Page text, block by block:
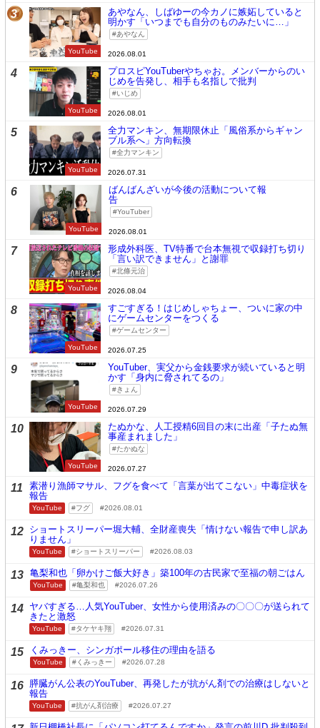
3
YouTube
あやなん、しばゆーの今カノに嫉妬していると
明かす「いつまでも自分のものみたいに…」
あやなん
2026.08.01
4
YouTube
プロスピYouTuberやちゃお。メンバーからのい
じめを告発し、相手も名指しで批判
いじめ
2026.08.01
5
YouTube
全力マンキン、無期限休止「風俗系からギャン
ブル系へ」方向転換
全力マンキン
2026.07.31
6
YouTube
ばんばんざいが今後の活動について報
告
YouTuber
2026.08.01
7
YouTube
形成外科医、TV特番で台本無視で収録打ち切り
「言い訳できません」と謝罪
北條元治
2026.08.04
8
YouTube
すごすぎる！はじめしゃちょー、ついに家の中
にゲームセンターをつくる
ゲームセンター
2026.07.25
9
YouTube
YouTuber、実父から金銭要求が続いていると明
かす「身内に脅されてるの」
きょん
2026.07.29
10
YouTube
たぬかな、人工授精6回目の末に出産「子たぬ無
事産まれました」
たかぬな
2026.07.27
11
素潜り漁師マサル、フグを食べて「言葉が出てこない」中毒症状を
報告
YouTube フグ 2026.08.01
12 ショートスリーパー堀大輔、全財産喪失「情けない報告で申し訳あ
りません」
YouTube ショートスリーパー 2026.08.03
13 亀梨和也「卵かけご飯大好き」築100年の古民家で至福の朝ごはん
YouTube 亀梨和也 2026.07.26
14 ヤバすぎる…人気YouTuber、女性から使用済みの〇〇〇が送られて
きたと激怒
YouTube タケヤキ翔 2026.07.31
15 くみっきー、シンガポール移住の理由を語る
YouTube くみっきー 2026.07.28
16 膵臓がん公表のYouTuber、再発したが抗がん剤での治療はしないと
報告
YouTube 抗がん剤治療 2026.07.27